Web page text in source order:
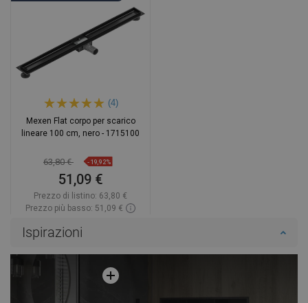
(4)
Mexen Flat corpo per scarico
lineare 100 cm, nero - 1715100
63,80 € -19,92%
51,09 €
Prezzo di listino: 63,80 €
Prezzo più basso: 51,09 €
Preferito
Ispirazioni